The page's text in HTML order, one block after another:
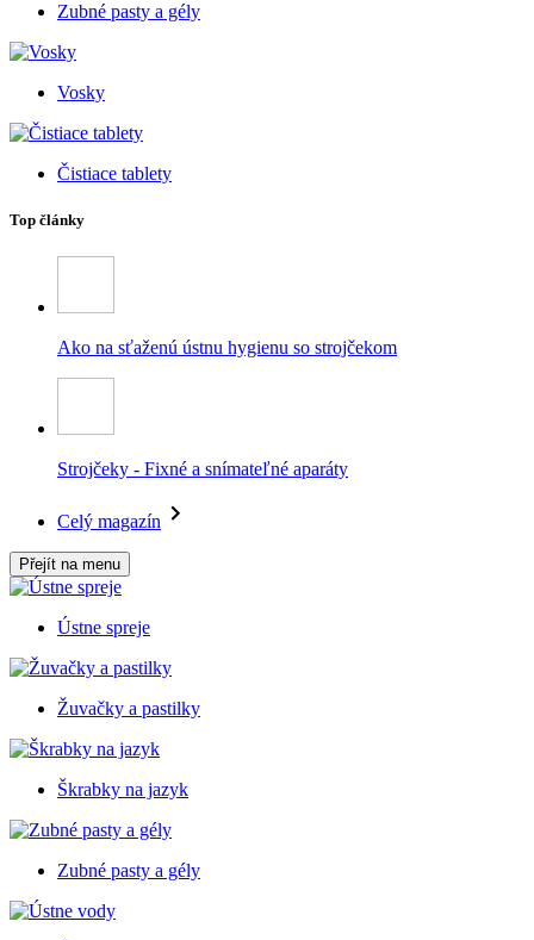
Zubné pasty a gély
Vosky
Čistiace tablety
Top články
Ako na sťaženú ústnu hygienu so strojčekom
Strojčeky - Fixné a snímateľné aparáty
Celý magazín
Přejít na menu
Ústne spreje
Žuvačky a pastilky
Škrabky na jazyk
Zubné pasty a gély